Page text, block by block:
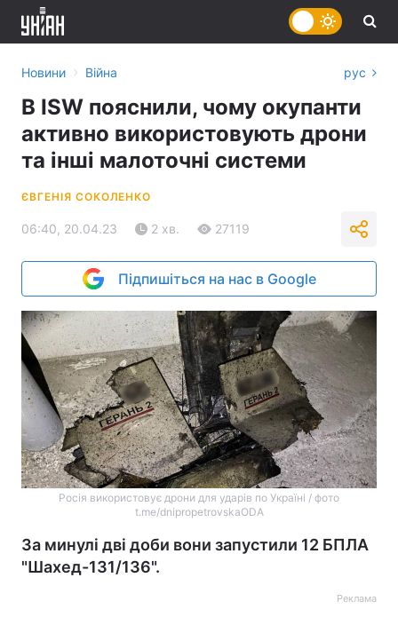
Новини › Війна рус
В ISW пояснили, чому окупанти
активно використовують дрони
та інші малоточні системи
ЄВГЕНІЯ СОКОЛЕНКО
06:40, 20.04.23 2 хв. 27119
Підпишіться на нас в Google
Росія використовує дрони для ударів по Україні / фото
t.me/dnipropetrovskaODA
За минулі дві доби вони запустили 12 БПЛА
"Шахед-131/136".
Реклама